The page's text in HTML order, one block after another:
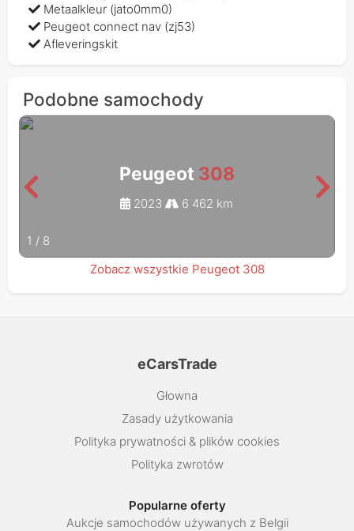
Metaalkleur (jato0mm0)
Peugeot connect nav (zj53)
Afleveringskit
Podobne samochody
Peugeot 308
2023 6 462 km
1 / 8
Zobacz wszystkie Peugeot 308
eCarsTrade
Głowna
Zasady użytkowania
Polityka prywatności & plików cookies
Polityka zwrotów
Popularne oferty
Aukcje samochodów używanych z Belgii